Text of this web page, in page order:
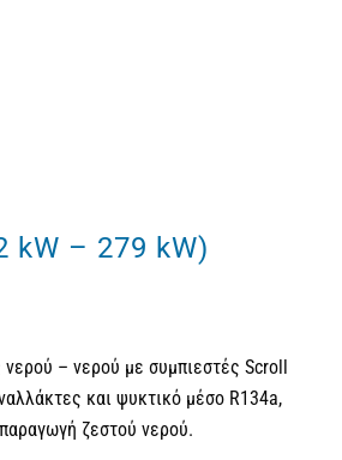
kW – 279 kW)
νερού – νερού με συμπιεστές Scroll
και ψυκτικό μέσο R134a,
ζεστού νερού.